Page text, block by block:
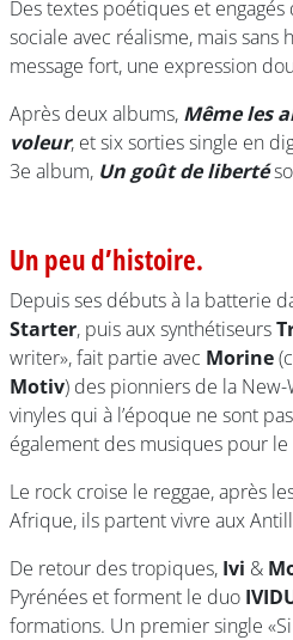
Des textes poétiques et engagés
sociale avec réalisme, mais sans
message fort, une expression
Après deux albums, Même les
voleur, et six sorties single en
3e album, Un goût de liberté
Un peu d’histoire.
Depuis ses débuts à la batterie
Starter, puis aux synthétiseurs
writer», fait partie avec Morine
Motiv) des pionniers de la New-
vinyles qui à l’époque ne sont
également des musiques pour
Le rock croise le reggae, après
Afrique, ils partent vivre aux
De retour des tropiques, Ivi &
Pyrénées et forment le duo
formations. Un premier single